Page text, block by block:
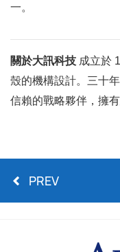
一。
關於大訊科技 成立於
殼的機構設計。三十
信賴的戰略夥伴，擁
PREV